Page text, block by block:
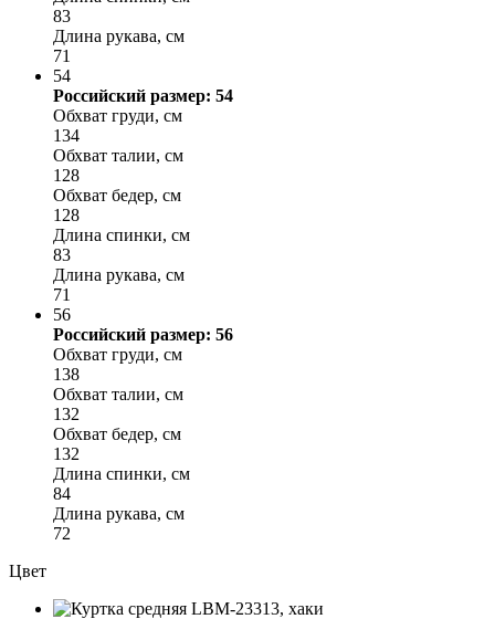
83
Длина рукава, см
71
54
Российский размер: 54
Обхват груди, см
134
Обхват талии, см
128
Обхват бедер, см
128
Длина спинки, см
83
Длина рукава, см
71
56
Российский размер: 56
Обхват груди, см
138
Обхват талии, см
132
Обхват бедер, см
132
Длина спинки, см
84
Длина рукава, см
72
Цвет